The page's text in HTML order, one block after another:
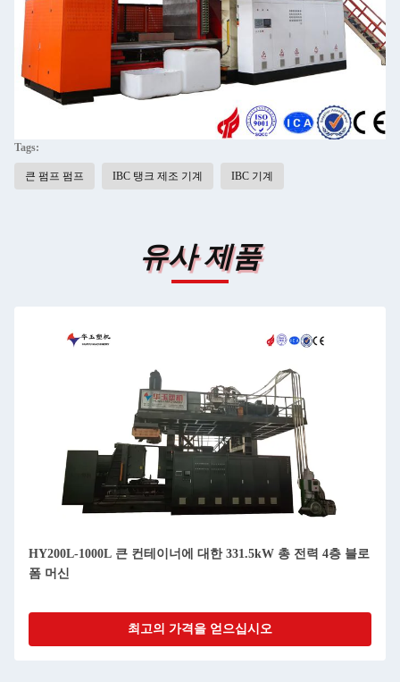
Tags:
큰 펌프 펌프 IBC 탱크 제조 기계 IBC 기계
유사 제품
HY200L-1000L 큰 컨테이너에 대한 331.5kW 총 전력 4층 블로
폼 머신
최고의 가격을 얻으십시오